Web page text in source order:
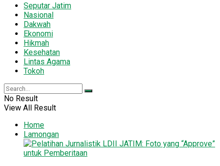
Seputar Jatim
Nasional
Dakwah
Ekonomi
Hikmah
Kesehatan
Lintas Agama
Tokoh
No Result
View All Result
Home
Lamongan